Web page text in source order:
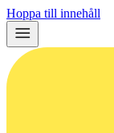
Hoppa till innehåll